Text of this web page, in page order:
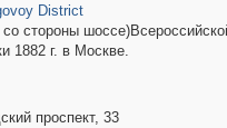
District
стороны
1882 г. в Москве.
проспект, 33